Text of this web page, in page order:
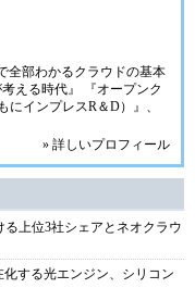
全部わかるクラウドの基本
える時代』
『オープンク
にインプレスR＆D）』 、
» 詳しいプロフィール
上位3社シェアとネオクラウ
する光エンジン、シリコン